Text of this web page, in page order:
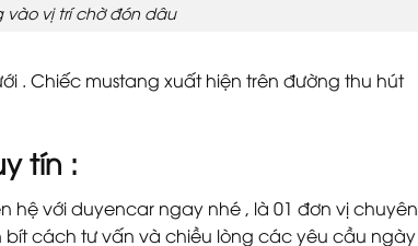
vào vị trí chờ đón dâu
. Chiếc mustang xuất hiện trên đường thu hút
tín :
với duyencar ngay nhé , là 01 đơn vị chuyên
bít cách tư vấn và chiều lòng các yêu cầu ngày